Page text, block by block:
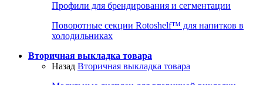
Профили для брендирования и сегментации
Поворотные секции Rotoshelf™ для напитков в
холодильниках
Вторичная выкладка товара
Назад Вторичная выкладка товара